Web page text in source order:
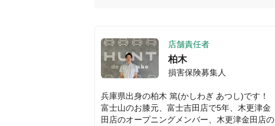
店舗責任者
柏木
損害保険募集人
兵庫県出身の柏木 篤(かしわぎ あつし)です！
富士山のお膝元、富士吉田店で5年、木更津金
田店のオープニングメンバー、木更津金田店の